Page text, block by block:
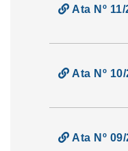
Ata Nº
Ata Nº
Ata Nº